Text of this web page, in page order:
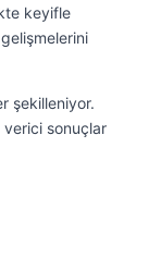
keyifle
şekilleniyor.
verici sonuçlar